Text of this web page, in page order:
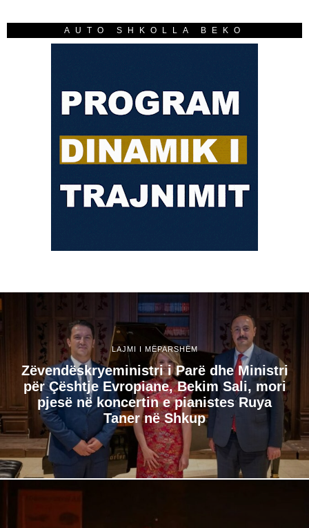
AUTO SHKOLLA BEKO
LAJMI I MËPARSHËM
Zëvendëskryeministri i Parë dhe Ministri
për Çështje Evropiane, Bekim Sali, mori
pjesë në koncertin e pianistes Ruya
Taner në Shkup